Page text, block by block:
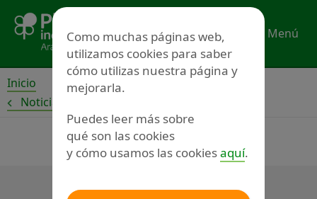
contenido
Menú
Inicio
Noticias
Como muchas páginas web,
utilizamos cookies para saber
cómo utilizas nuestra página y
mejorarla.
Puedes leer más sobre
qué son las cookies
y cómo usamos las cookiesaquí.